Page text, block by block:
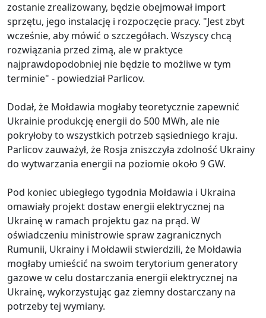
zostanie zrealizowany, będzie obejmował import
sprzętu, jego instalację i rozpoczęcie pracy. "Jest zbyt
wcześnie, aby mówić o szczegółach. Wszyscy chcą
rozwiązania przed zimą, ale w praktyce
najprawdopodobniej nie będzie to możliwe w tym
terminie" - powiedział Parlicov.
Dodał, że Mołdawia mogłaby teoretycznie zapewnić
Ukrainie produkcję energii do 500 MWh, ale nie
pokryłoby to wszystkich potrzeb sąsiedniego kraju.
Parlicov zauważył, że Rosja zniszczyła zdolność Ukrainy
do wytwarzania energii na poziomie około 9 GW.
Pod koniec ubiegłego tygodnia Mołdawia i Ukraina
omawiały projekt dostaw energii elektrycznej na
Ukrainę w ramach projektu gaz na prąd. W
oświadczeniu ministrowie spraw zagranicznych
Rumunii, Ukrainy i Mołdawii stwierdzili, że Mołdawia
mogłaby umieścić na swoim terytorium generatory
gazowe w celu dostarczania energii elektrycznej na
Ukrainę, wykorzystując gaz ziemny dostarczany na
potrzeby tej wymiany.